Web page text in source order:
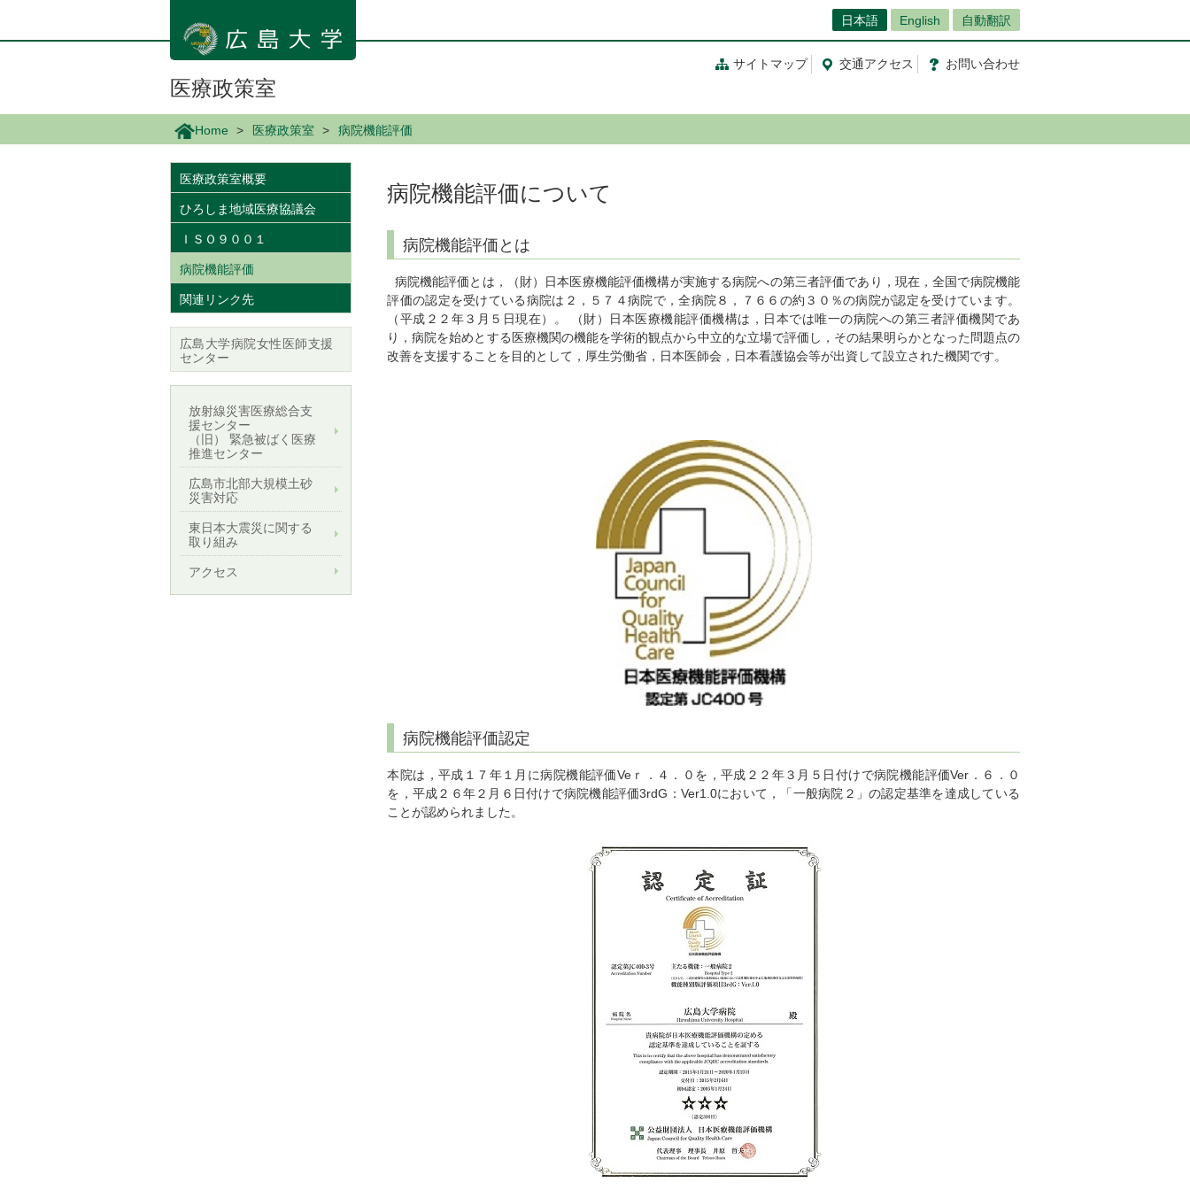
ン
日本語 English 自動翻訳
サイトマップ 交通アクセス お問い合わせ
医療政策室
Home 医療政策室 病院機能評価
病院機能評価について
病院機能評価とは
病院機能評価とは，（財）日本医療機能評価機構が実施する病院への第三者評価であり，現在，全国で病院機能
評価の認定を受けている病院は２，５７４病院で，全病院８，７６６の約３０％の病院が認定を受けています。
（平成２２年３月５日現在）。 （財）日本医療機能評価機構は，日本では唯一の病院への第三者評価機関であ
り，病院を始めとする医療機関の機能を学術的観点から中立的な立場で評価し，その結果明らかとなった問題点の
改善を支援することを目的として，厚生労働省，日本医師会，日本看護協会等が出資して設立された機関です。
病院機能評価認定
本院は，平成１７年１月に病院機能評価Veｒ．４．０を，平成２２年３月５日付けで病院機能評価Ver．６．０
を，平成２６年２月６日付けで病院機能評価3rdG：Ver1.0において，「一般病院２」の認定基準を達成している
ことが認められました。
医療政策室概要
ひろしま地域医療協議会
ＩＳＯ９００１
病院機能評価
関連リンク先
広島大学病院女性医師支援
センター
放射線災害医療総合支
援センター
（旧） 緊急被ばく医療
推進センター
広島市北部大規模土砂
災害対応
東日本大震災に関する
取り組み
アクセス